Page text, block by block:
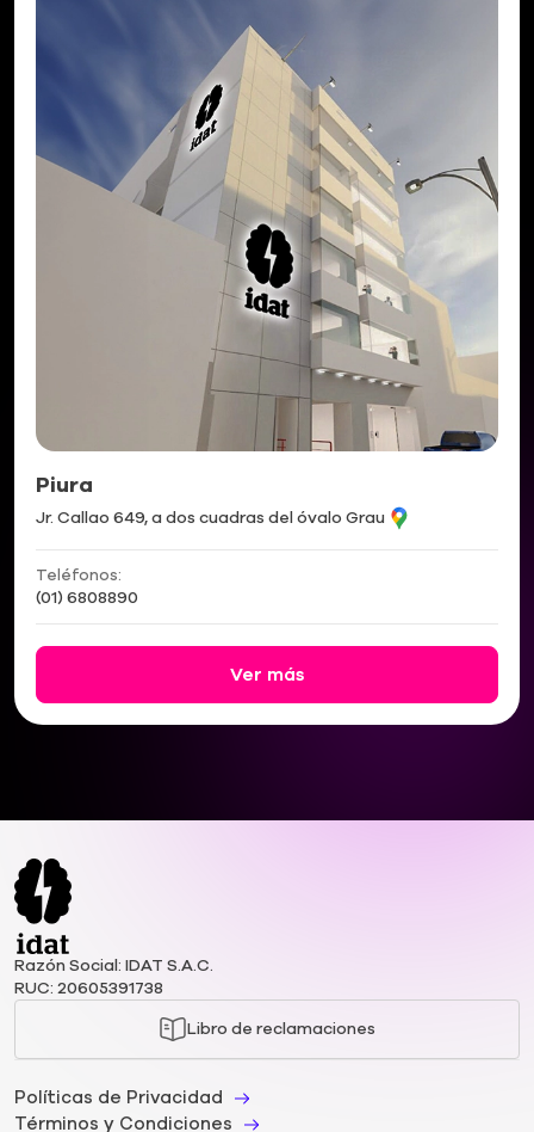
Piura
Jr. Callao 649, a dos cuadras del óvalo Grau
Teléfonos:
(01) 6808890
Ver más
Razón Social: IDAT S.A.C.
RUC: 20605391738
Libro de reclamaciones
Políticas de Privacidad
Términos y Condiciones